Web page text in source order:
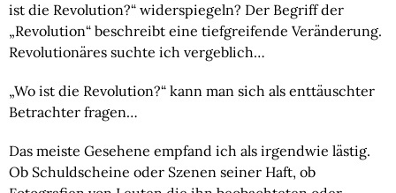
ist die Revolution?“ widerspiegeln? Der Begriff der
„Revolution“ beschreibt eine tiefgreifende Veränderung.
Revolutionäres suchte ich vergeblich…
„Wo ist die Revolution?“ kann man sich als enttäuschter
Betrachter fragen…
Das meiste Gesehene empfand ich als irgendwie lästig.
Ob Schuldscheine oder Szenen seiner Haft, ob